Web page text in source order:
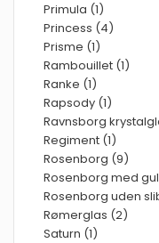
Primula (1)
Princess (4)
Prisme (1)
Rambouillet (1)
Ranke (1)
Rapsody (1)
Ravnsborg
Regiment (1)
Rosenborg (9)
Rosenborg med
Rosenborg uden
Rømerglas (2)
Saturn (1)